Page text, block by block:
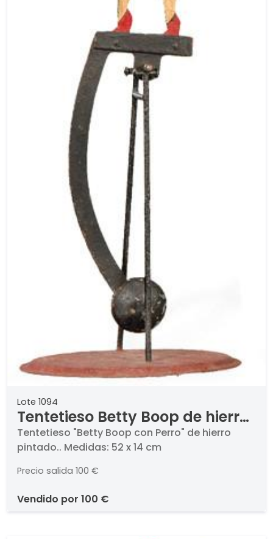
Lote 1094
Tentetieso Betty Boop de hierro
pintado.
Tentetieso "Betty Boop con Perro" de hierro
pintado.. Medidas: 52 x 14 cm
Precio salida 100 €
vendido por 100 €